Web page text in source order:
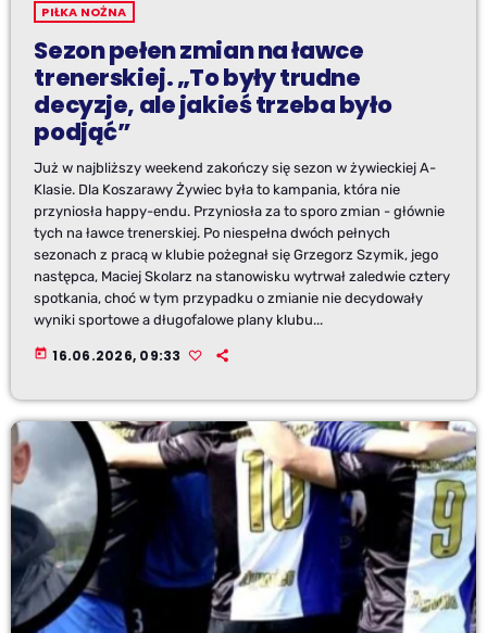
PIŁKA NOŻNA
Sezon pełen zmian na ławce
trenerskiej. „To były trudne
decyzje, ale jakieś trzeba było
podjąć”
Już w najbliższy weekend zakończy się sezon w żywieckiej A-
Klasie. Dla Koszarawy Żywiec była to kampania, która nie
przyniosła happy-endu. Przyniosła za to sporo zmian - głównie
tych na ławce trenerskiej. Po niespełna dwóch pełnych
sezonach z pracą w klubie pożegnał się Grzegorz Szymik, jego
następca, Maciej Skolarz na stanowisku wytrwał zaledwie cztery
spotkania, choć w tym przypadku o zmianie nie decydowały
wyniki sportowe a długofalowe plany klubu...
today 16.06.2026, 09:33